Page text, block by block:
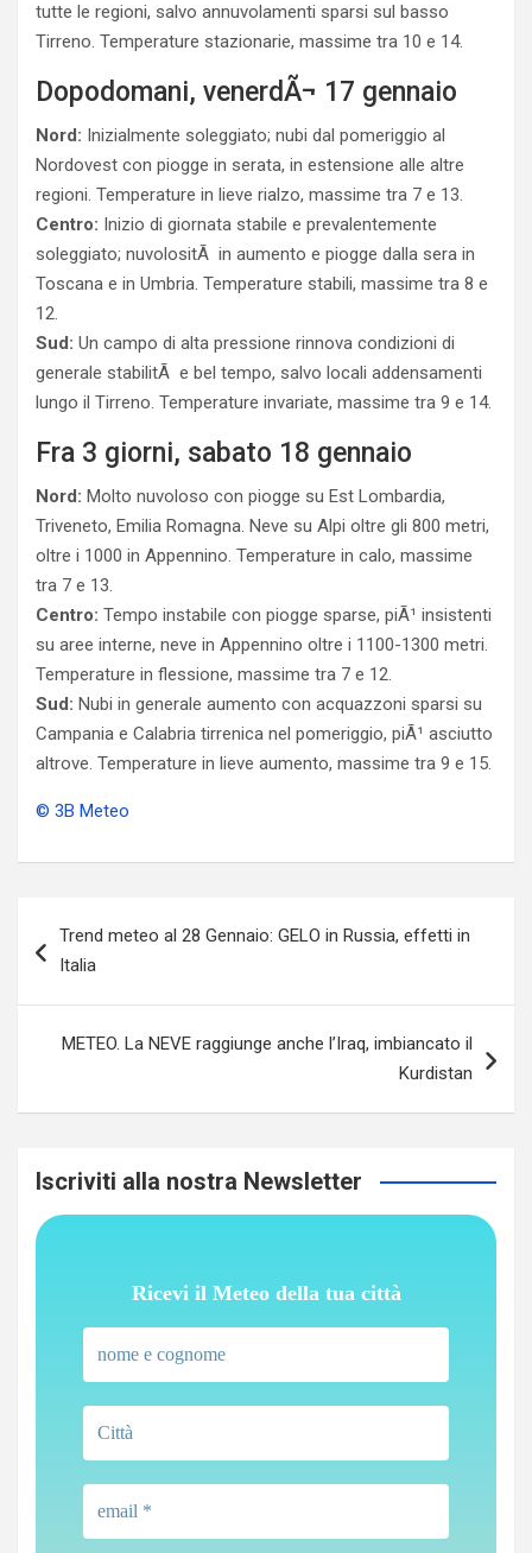
tutte le regioni, salvo annuvolamenti sparsi sul basso
Tirreno. Temperature stazionarie, massime tra 10 e 14.
Dopodomani, venerdÃ¬ 17 gennaio
Nord: Inizialmente soleggiato; nubi dal pomeriggio al
Nordovest con piogge in serata, in estensione alle altre
regioni. Temperature in lieve rialzo, massime tra 7 e 13.
Centro: Inizio di giornata stabile e prevalentemente
soleggiato; nuvolositÃ in aumento e piogge dalla sera in
Toscana e in Umbria. Temperature stabili, massime tra 8 e
12.
Sud: Un campo di alta pressione rinnova condizioni di
generale stabilitÃ e bel tempo, salvo locali addensamenti
lungo il Tirreno. Temperature invariate, massime tra 9 e 14.
Fra 3 giorni, sabato 18 gennaio
Nord: Molto nuvoloso con piogge su Est Lombardia,
Triveneto, Emilia Romagna. Neve su Alpi oltre gli 800 metri,
oltre i 1000 in Appennino. Temperature in calo, massime
tra 7 e 13.
Centro: Tempo instabile con piogge sparse, piÃ¹ insistenti
su aree interne, neve in Appennino oltre i 1100-1300 metri.
Temperature in flessione, massime tra 7 e 12.
Sud: Nubi in generale aumento con acquazzoni sparsi su
Campania e Calabria tirrenica nel pomeriggio, piÃ¹ asciutto
altrove. Temperature in lieve aumento, massime tra 9 e 15.
© 3B Meteo
articoli
Trend meteo al 28 Gennaio: GELO in Russia, effetti in
Italia
METEO. La NEVE raggiunge anche l’Iraq, imbiancato il
Kurdistan
Iscriviti alla nostra Newsletter
Ricevi il Meteo della tua città